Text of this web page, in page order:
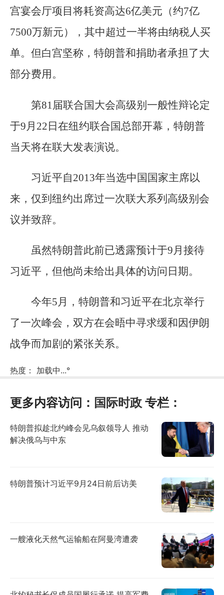
宫宴会厅项目将耗资高达6亿美元（约7亿
7500万新元），其中超过一半将由纳税人买
单。但白宫坚称，特朗普和捐助者承担了大
部分费用。
第81届联合国大会高级别一般性辩论定
于9月22日在纽约联合国总部开幕，特朗普
当天将在联大发表演说。
习近平自2013年当选中国国家主席以
来，仅到纽约出席过一次联大系列高级别会
议并致辞。
虽然特朗普此前已透露预计于9月接待
习近平，但他尚未给出具体的访问日期。
今年5月，特朗普和习近平在北京举行
了一次峰会，双方在会晤中寻求缓和因伊朗
战争而加剧的紧张关系。
热度： 加载中...°
更多内容访问： 国际时政 专栏：
特朗普拟趁北约峰会见乌叙领导人 推动
解决俄乌与中东
特朗普预计习近平9月24日前后访美
一艘液化天然气运输船在阿曼湾遭袭